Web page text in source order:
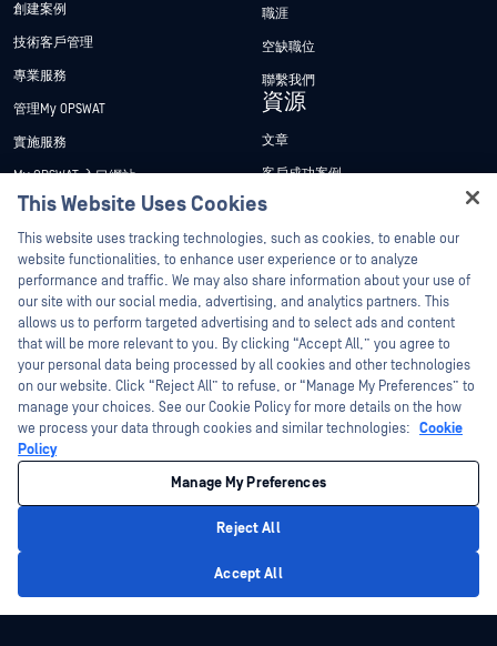
創建案例
技術客戶管理
專業服務
管理My OPSWAT
實施服務
My OPSWAT 入口網站
技術檔案
訓練
漏洞通報計畫
合作夥伴
認證
技術合作夥伴
管道合作夥伴計劃
職涯
空缺職位
聯繫我們
資源
文章
客戶成功案例
新聞稿
新聞報導
網路研討會
產品型錄
白皮書
免費工具
©2026OPSWAT . 保留所有權利。OPSWAT、MetaDefender、Metascan、
MetaAccess、OPSWAT 、Trust no File. Trust No Device.、OPSWAT 、Protecting the
World's Critical Infrastructure、Deep CDR™ Technology、InQuest、InQuest標誌、
DFI、RetroHunt、Deep File Inspection 及 Join the Hunt 均為OPSWAT 之商標。第三
管理 Cookie 偏好
This Website Uses Cookies
This website uses tracking technologies, such as cookies, to enable our
website functionalities, to enhance user experience or to analyze
performance and traffic. We may also share information about your use of
our site with our social media, advertising, and analytics partners. This
allows us to perform targeted advertising and to select ads and content
that will be more relevant to you. By clicking “Accept All,” you agree to
your personal data being processed by all cookies and other technologies
on our website. Click “Reject All” to refuse, or “Manage My Preferences” to
manage your choices. See our Cookie Policy for more details on the how
we process your data through cookies and similar technologies: Cookie
Policy
Manage My Preferences
Reject All
Accept All
Hey there!
I'm Ozzy, your OPSWAT virtual assistant.
How can I help you secure what's critical
today?